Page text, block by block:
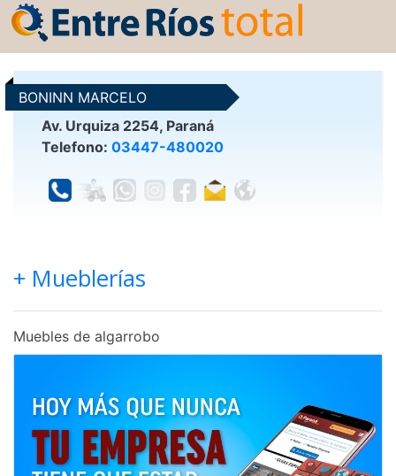
BONINN MARCELO
Av. Urquiza 2254, Paraná
Telefono: 03447-480020
+ Mueblerías
Muebles de algarrobo